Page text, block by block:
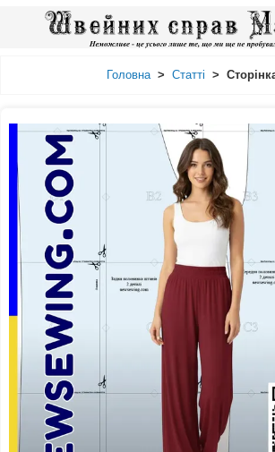
Головна > Статті >